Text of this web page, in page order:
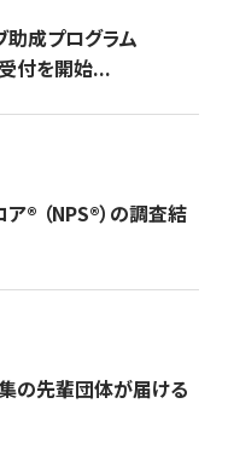
助成プログラム
付を開始...
®︎ （NPS®︎）の調査結
の先輩団体が届ける